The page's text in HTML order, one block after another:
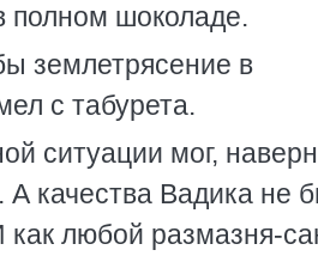
полном шоколаде.
землетрясение в
с табурета.
ситуации мог,
А качества Вадика не
любой размазня-